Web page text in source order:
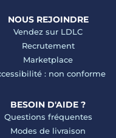
NOUS REJOINDRE
Vendez sur LDLC
Recrutement
Marketplace
: non conforme
BESOIN D'AIDE ?
Questions fréquentes
Modes de livraison